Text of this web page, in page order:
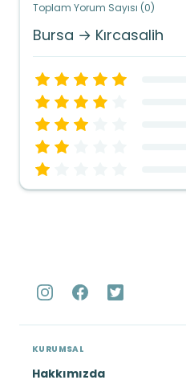
Toplam Yorum Sayısı (0)
Bursa → Kırcasalih
KURUMSAL
Hakkımızda